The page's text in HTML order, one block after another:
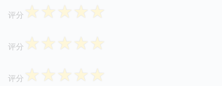
评分 ☆☆☆☆☆
评分 ☆☆☆☆☆
评分 ☆☆☆☆☆